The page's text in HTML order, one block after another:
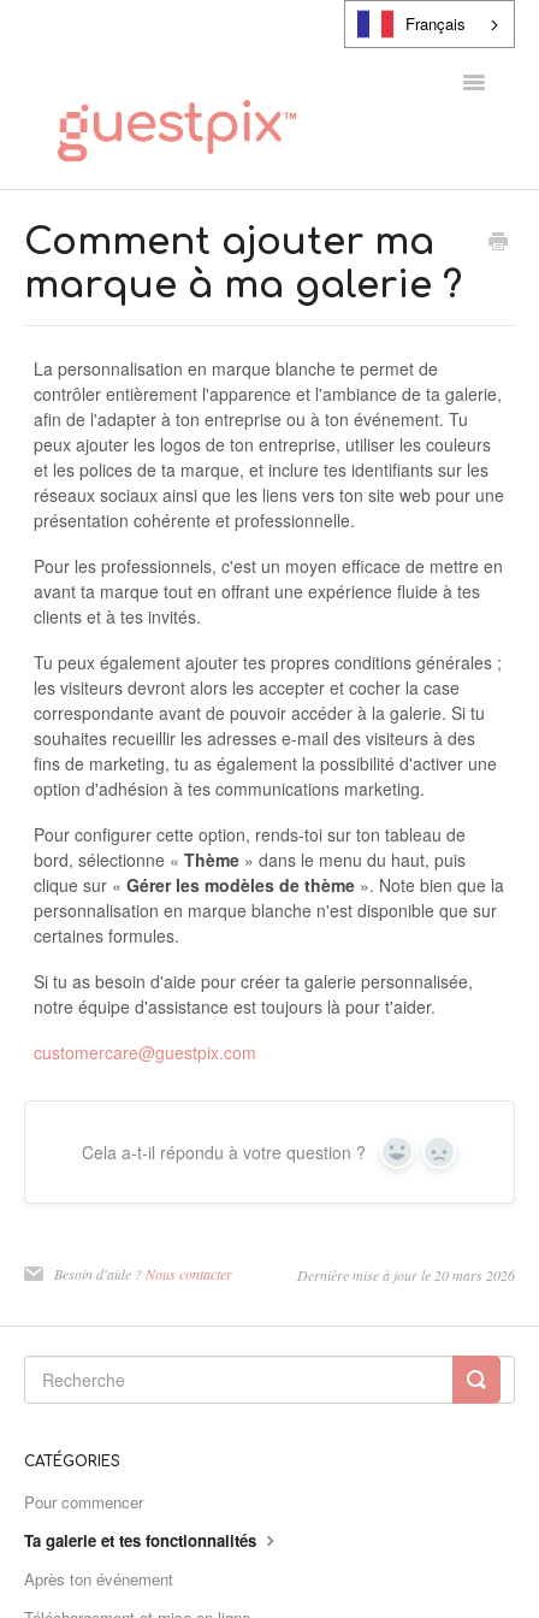
Français
Toggle
CONTACT
Comment ajouter ma
marque à ma galerie ?
La personnalisation en marque blanche te permet de
contrôler entièrement l'apparence et l'ambiance de ta galerie,
afin de l'adapter à ton entreprise ou à ton événement. Tu
peux ajouter les logos de ton entreprise, utiliser les couleurs
et les polices de ta marque, et inclure tes identifiants sur les
réseaux sociaux ainsi que les liens vers ton site web pour une
présentation cohérente et professionnelle.
Pour les professionnels, c'est un moyen efficace de mettre en
avant ta marque tout en offrant une expérience fluide à tes
clients et à tes invités.
Tu peux également ajouter tes propres conditions générales ;
les visiteurs devront alors les accepter et cocher la case
correspondante avant de pouvoir accéder à la galerie. Si tu
souhaites recueillir les adresses e-mail des visiteurs à des
fins de marketing, tu as également la possibilité d'activer une
option d'adhésion à tes communications marketing.
Pour configurer cette option, rends-toi sur ton tableau de
bord, sélectionne « Thème » dans le menu du haut, puis
clique sur « Gérer les modèles de thème ». Note bien que la
personnalisation en marque blanche n'est disponible que sur
certaines formules.
Si tu as besoin d'aide pour créer ta galerie personnalisée,
notre équipe d'assistance est toujours là pour t'aider.
customercare@guestpix.com
Cela a-t-il répondu à votre question ? Oui Non
Besoin d'aide ?Nous contacter Dernière mise à jour le 20 mars 2026
CATÉGORIES
Pour commencer
Ta galerie et tes fonctionnalités
Après ton événement